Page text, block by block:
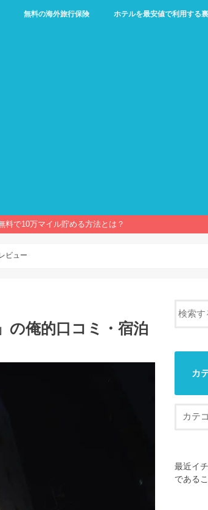
無料の海外旅行保険 ホテルを最安値で利用する
料で10万マイル貯める方法とは？
ビュー
の俺的口コミ・宿泊
カ
最近イ
である